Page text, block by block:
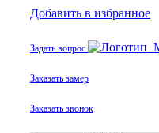
Добавить в избранное
Задать вопрос
Заказать замер
Заказать звонок